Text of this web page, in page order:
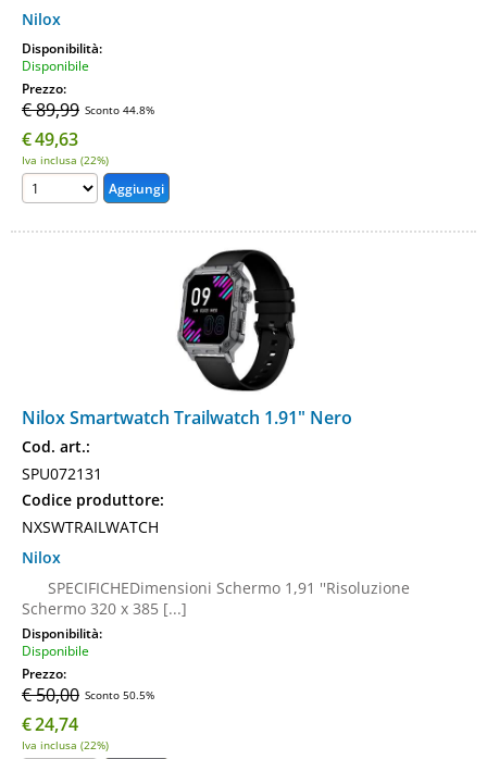
Nilox
Disponibilità:
Disponibile
Prezzo:
€ 89,99 Sconto 44.8%
€49,63
Iva inclusa (22%)
Nilox Smartwatch Trailwatch 1.91" Nero
Cod. art.:
SPU072131
Codice produttore:
NXSWTRAILWATCH
Nilox
SPECIFICHEDimensioni Schermo 1,91 ''Risoluzione
Schermo 320 x 385 [...]
Disponibilità:
Disponibile
Prezzo:
€ 50,00 Sconto 50.5%
€24,74
Iva inclusa (22%)